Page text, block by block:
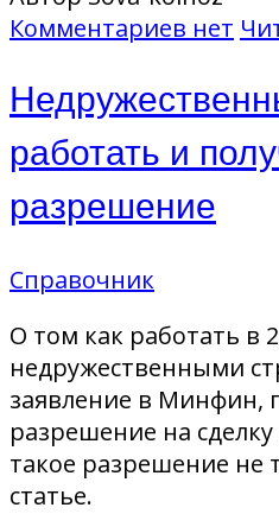
Комментариев нет
работать и
разрешение
Справочник
О том как работать в
недружественными
заявление в Минфин,
разрешение на сделку
такое разрешение не
статье.